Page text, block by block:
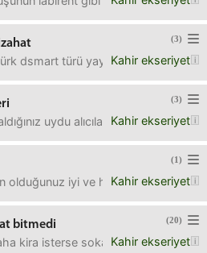
(3)
Kahir ekseriyet
dsmart türü yayınlar kullandım.
(3)
Kahir ekseriyet
uydu alıcıları hangileridir,
(1)
Kahir ekseriyet
olduğunuz iyi ve hızlı pişiren, geniş
(20)
bitmedi
Kahir ekseriyet
kira isterse sokak çocuklarını,